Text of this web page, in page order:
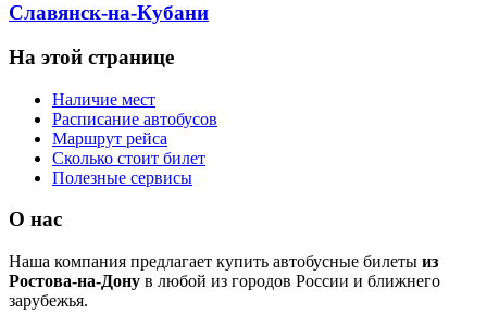
Славянск-на-Кубани
На этой странице
Наличие мест
Расписание автобусов
Маршрут рейса
Сколько стоит билет
Полезные сервисы
О нас
Наша компания предлагает купить автобусные билеты из
Ростова-на-Дону в любой из городов России и ближнего
зарубежья.